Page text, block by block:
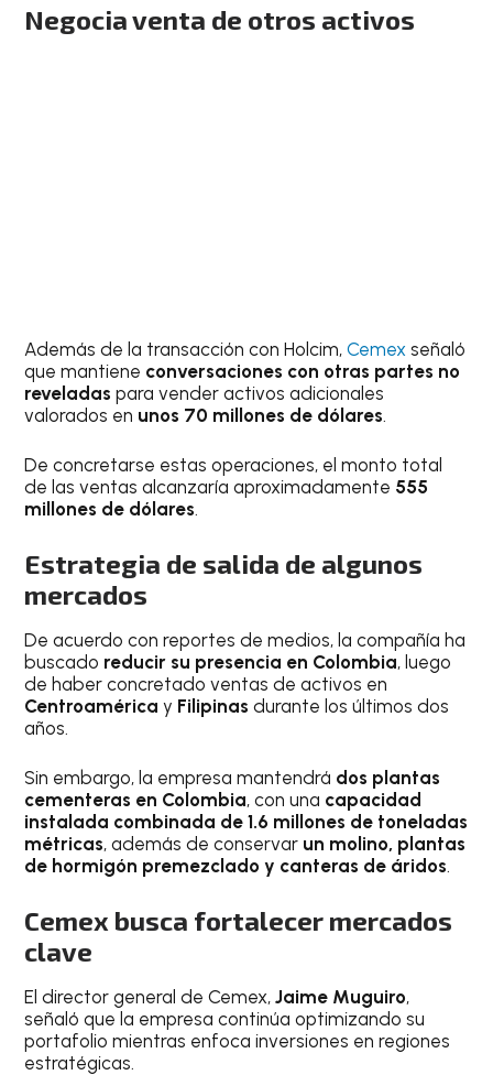
Negocia venta de otros activos
Además de la transacción con Holcim,Cemexseñaló
que mantiene conversaciones con otras partes no
reveladas para vender activos adicionales
valorados en unos 70 millones de dólares.
De concretarse estas operaciones, el monto total
de las ventas alcanzaría aproximadamente 555
millones de dólares.
Estrategia de salida de algunos
mercados
De acuerdo con reportes de medios, la compañía ha
buscado reducir su presencia en Colombia, luego
de haber concretado ventas de activos en
Centroamérica y Filipinas durante los últimos dos
años.
Sin embargo, la empresa mantendrá dos plantas
cementeras en Colombia, con una capacidad
instalada combinada de 1.6 millones de toneladas
métricas, además de conservar un molino, plantas
de hormigón premezclado y canteras de áridos.
Cemex busca fortalecer mercados
clave
El director general de Cemex,Jaime Muguiro,
señaló que la empresa continúa optimizando su
portafolio mientras enfoca inversiones en regiones
estratégicas.